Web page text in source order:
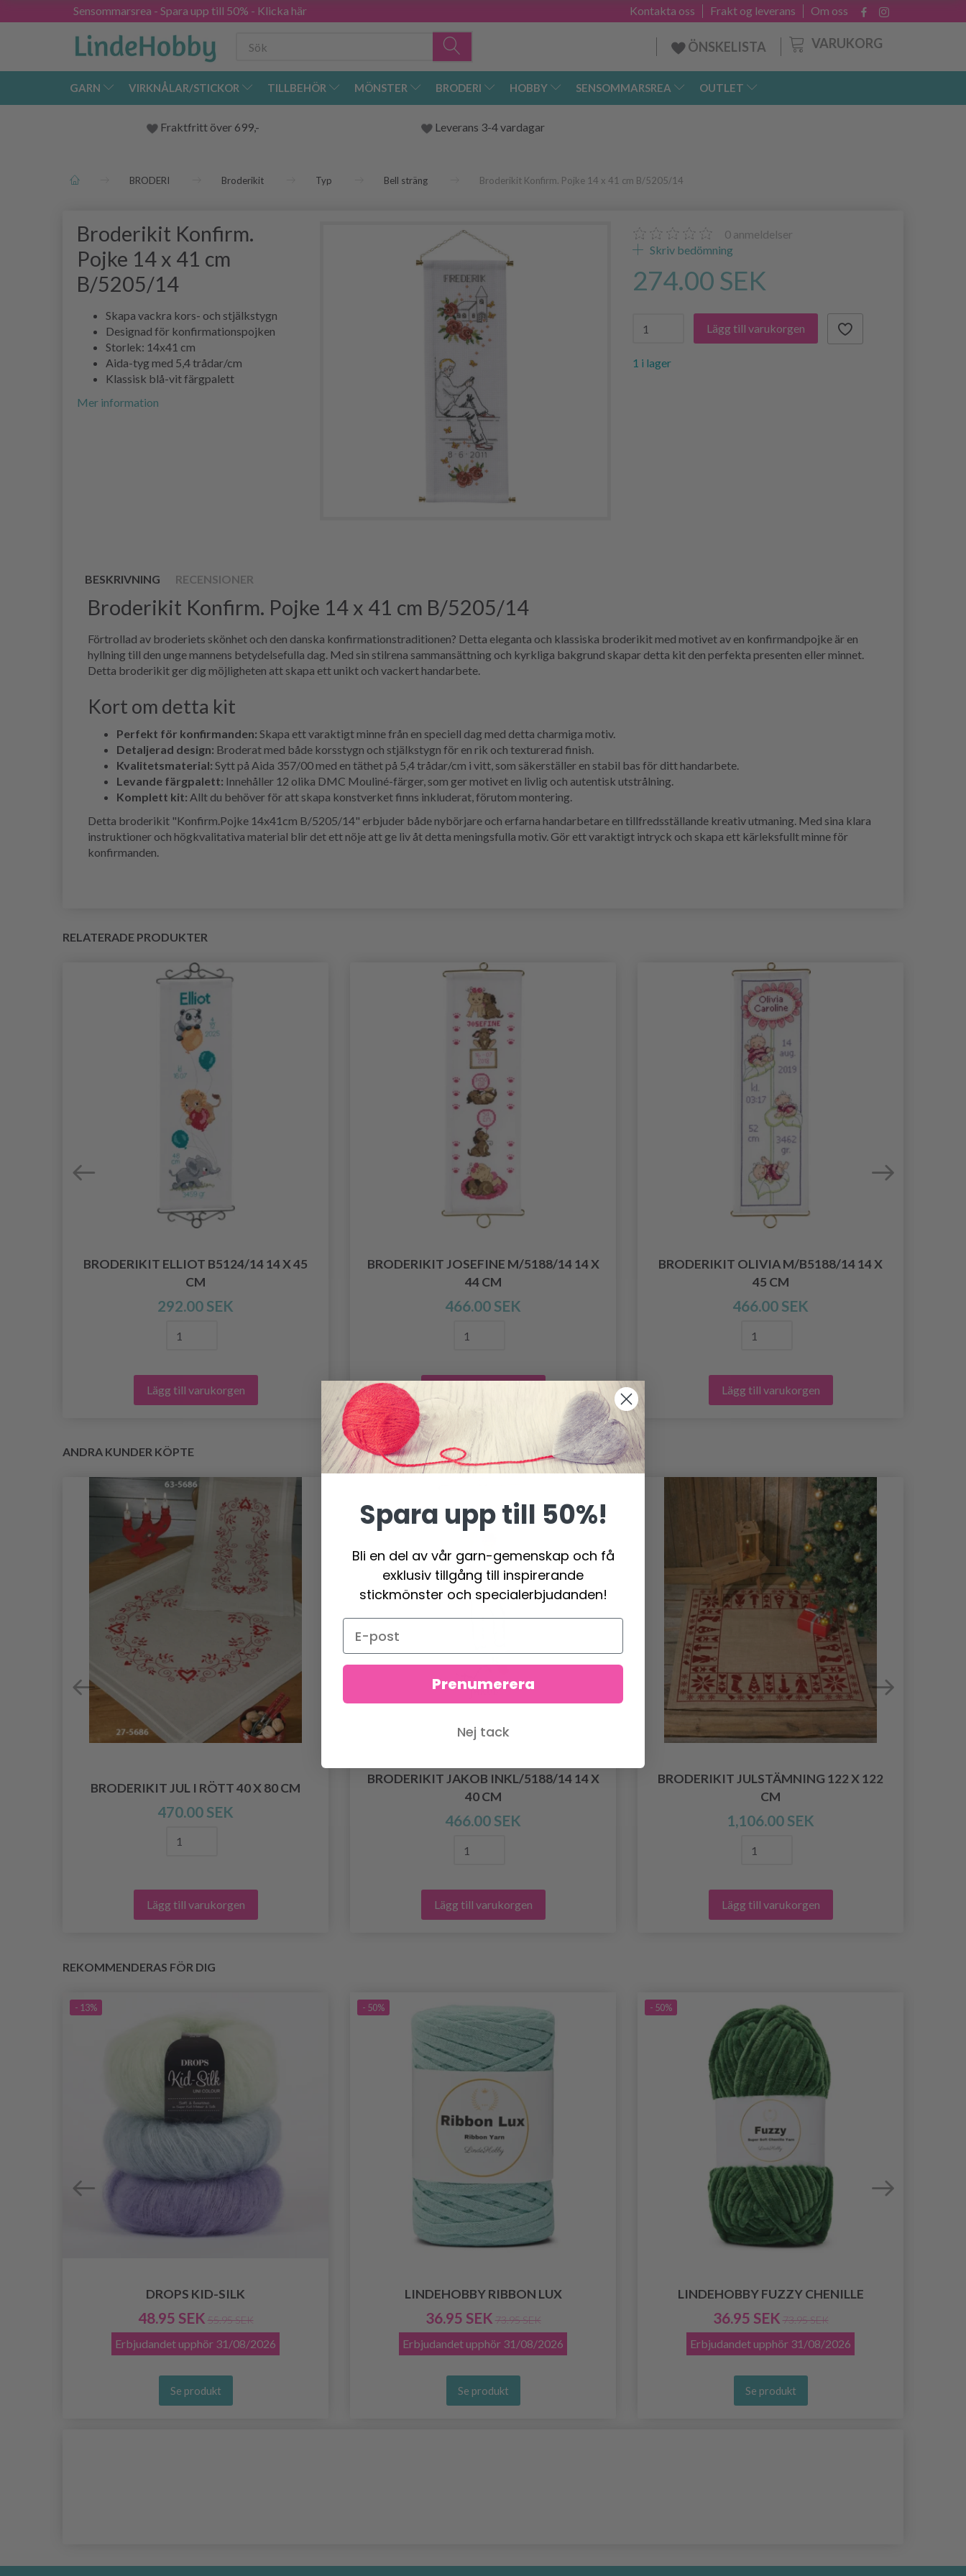
Sensommarsrea - Spara upp till 50% - Klicka här Om oss
Frakt og leverans
Kontakta oss
VARUKORG
ÖNSKELISTA
GARN VIRKNÅLAR/STICKOR TILLBEHÖR MÖNSTER BRODERI HOBBY SENSOMMARSREA OUTLET
Fraktfritt över 699,- Leverans 3-4 vardagar
BRODERI Broderikit Typ Bell sträng Broderikit Konfirm. Pojke 14 x 41 cm B/5205/14
Broderikit Konfirm.
Pojke 14 x 41 cm
B/5205/14
Skapa vackra kors- och stjälkstygn
Designad för konfirmationspojken
Storlek: 14x41 cm
Aida-tyg med 5,4 trådar/cm
Klassisk blå-vit färgpalett
Mer information
0 anmeldelser
Skriv bedömning
274.00 SEK
Lägg till varukorgen
1 i lager
BESKRIVNING RECENSIONER
Broderikit Konfirm. Pojke 14 x 41 cm B/5205/14
Förtrollad av broderiets skönhet och den danska konfirmationstraditionen? Detta eleganta och klassiska broderikit med motivet av en konfirmandpojke är en
hyllning till den unge mannens betydelsefulla dag. Med sin stilrena sammansättning och kyrkliga bakgrund skapar detta kit den perfekta presenten eller minnet.
Detta broderikit ger dig möjligheten att skapa ett unikt och vackert handarbete.
Kort om detta kit
Perfekt för konfirmanden: Skapa ett varaktigt minne från en speciell dag med detta charmiga motiv.
Detaljerad design: Broderat med både korsstygn och stjälkstygn för en rik och texturerad finish.
Kvalitetsmaterial: Sytt på Aida 357/00 med en täthet på 5,4 trådar/cm i vitt, som säkerställer en stabil bas för ditt handarbete.
Levande färgpalett: Innehåller 12 olika DMC Mouliné-färger, som ger motivet en livlig och autentisk utstrålning.
Komplett kit: Allt du behöver för att skapa konstverket finns inkluderat, förutom montering.
Detta broderikit "Konfirm.Pojke 14x41cm B/5205/14" erbjuder både nybörjare och erfarna handarbetare en tillfredsställande kreativ utmaning. Med sina klara
instruktioner och högkvalitativa material blir det ett nöje att ge liv åt detta meningsfulla motiv. Gör ett varaktigt intryck och skapa ett kärleksfullt minne för
konfirmanden.
RELATERADE PRODUKTER
BRODERIKIT ELLIOT B5124/14 14 X 45
CM
292.00 SEK
Lägg till varukorgen
BRODERIKIT JOSEFINE M/5188/14 14 X
44 CM
466.00 SEK
BRODERIKIT OLIVIA M/B5188/14 14 X
45 CM
466.00 SEK
Lägg till varukorgen
ANDRA KUNDER KÖPTE
BRODERIKIT JUL I RÖTT 40 X 80 CM
470.00 SEK
Lägg till varukorgen
BRODERIKIT JAKOB INKL/5188/14 14 X
40 CM
466.00 SEK
Lägg till varukorgen
BRODERIKIT JULSTÄMNING 122 X 122
CM
1,106.00 SEK
Lägg till varukorgen
REKOMMENDERAS FÖR DIG
- 13%
DROPS KID-SILK
48.95 SEK 55.95 SEK
Erbjudandet upphör 31/08/2026
Se produkt
- 50%
LINDEHOBBY RIBBON LUX
36.95 SEK 73.95 SEK
Erbjudandet upphör 31/08/2026
Se produkt
- 50%
LINDEHOBBY FUZZY CHENILLE
36.95 SEK 73.95 SEK
Erbjudandet upphör 31/08/2026
Se produkt
Spara upp till 50%!
Bli en del av vår garn-gemenskap och få
exklusiv tillgång till inspirerande
stickmönster och specialerbjudanden!
Prenumerera
Nej tack